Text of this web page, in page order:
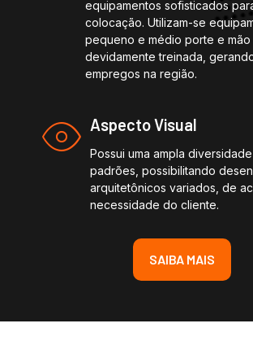
equipamentos sofisticados
colocação. Utilizam-se
pequeno e médio porte e
devidamente treinada,
empregos na região.
Aspecto Visual
Possui uma ampla
padrões, possibilitando
arquitetônicos variados, de
necessidade do cliente.
SAIBA MAIS